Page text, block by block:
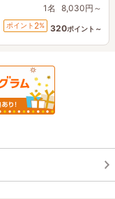
1名 8,030円～
ポイント 2% 320ポイント～